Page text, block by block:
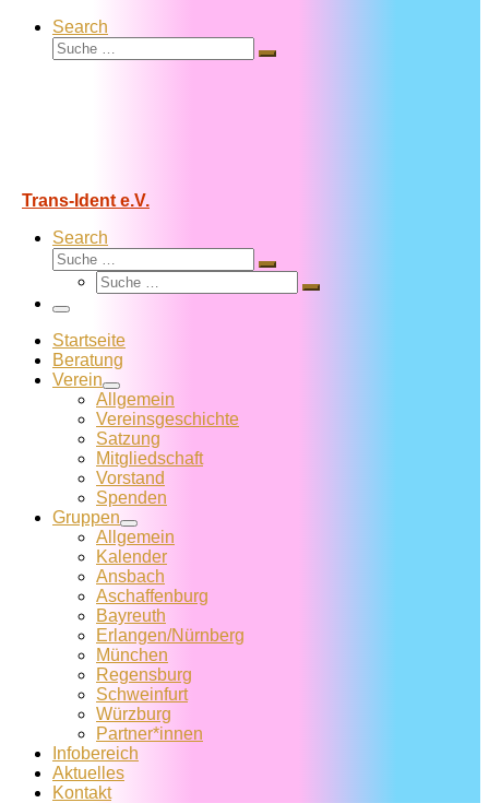
Search
Suche
Suche
Trans-Ident e.V.
Search
Suche
Suche
Suche
Suche
Menü
Startseite
Beratung
Verein
Allgemein
Vereins­geschichte
Satzung
Mitglied­schaft
Vorstand
Spenden
Gruppen
Allgemein
Kalender
Ansbach
Aschaffenburg
Bayreuth
Erlangen/Nürnberg
München
Regensburg
Schweinfurt
Würzburg
Partner*innen
Infobereich
Aktuelles
Kontakt